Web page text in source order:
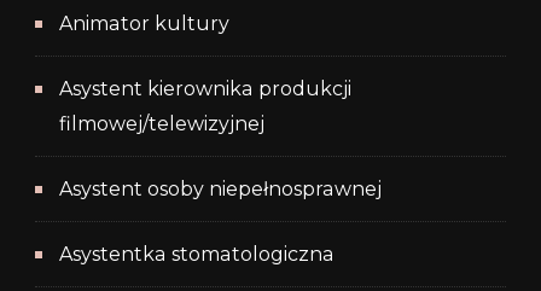
Animator kultury
Asystent kierownika produkcji
filmowej/telewizyjnej
Asystent osoby niepełnosprawnej
Asystentka stomatologiczna